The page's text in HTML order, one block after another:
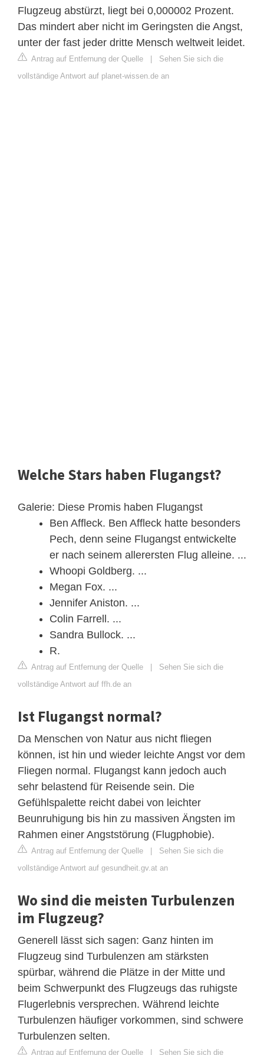
Flugzeug abstürzt, liegt bei 0,000002 Prozent.
Das mindert aber nicht im Geringsten die Angst,
unter der fast jeder dritte Mensch weltweit leidet.
Antrag auf Entfernung der Quelle | Sehen Sie sich die
vollständige Antwort auf planet-wissen.de an
Welche Stars haben Flugangst?
Galerie: Diese Promis haben Flugangst
Ben Affleck. Ben Affleck hatte besonders
Pech, denn seine Flugangst entwickelte
er nach seinem allerersten Flug alleine. ...
Whoopi Goldberg. ...
Megan Fox. ...
Jennifer Aniston. ...
Colin Farrell. ...
Sandra Bullock. ...
R.
Antrag auf Entfernung der Quelle | Sehen Sie sich die
vollständige Antwort auf ffh.de an
Ist Flugangst normal?
Da Menschen von Natur aus nicht fliegen
können, ist hin und wieder leichte Angst vor dem
Fliegen normal. Flugangst kann jedoch auch
sehr belastend für Reisende sein. Die
Gefühlspalette reicht dabei von leichter
Beunruhigung bis hin zu massiven Ängsten im
Rahmen einer Angststörung (Flugphobie).
Antrag auf Entfernung der Quelle | Sehen Sie sich die
vollständige Antwort auf gesundheit.gv.at an
Wo sind die meisten Turbulenzen
im Flugzeug?
Generell lässt sich sagen: Ganz hinten im
Flugzeug sind Turbulenzen am stärksten
spürbar, während die Plätze in der Mitte und
beim Schwerpunkt des Flugzeugs das ruhigste
Flugerlebnis versprechen. Während leichte
Turbulenzen häufiger vorkommen, sind schwere
Turbulenzen selten.
Antrag auf Entfernung der Quelle | Sehen Sie sich die